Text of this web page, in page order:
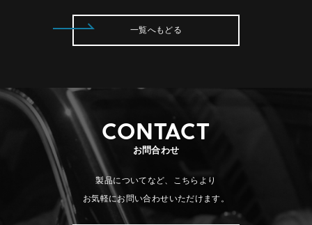
一覧へもどる
CONTACT
お問合わせ
製品についてなど、こちらより
お気軽にお問い合わせいただけます。